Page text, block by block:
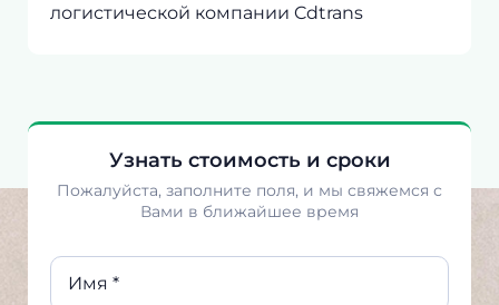
логистической компании Cdtrans
Узнать стоимость и сроки
Пожалуйста, заполните поля, и мы свяжемся с
Вами в ближайшее время
Имя *